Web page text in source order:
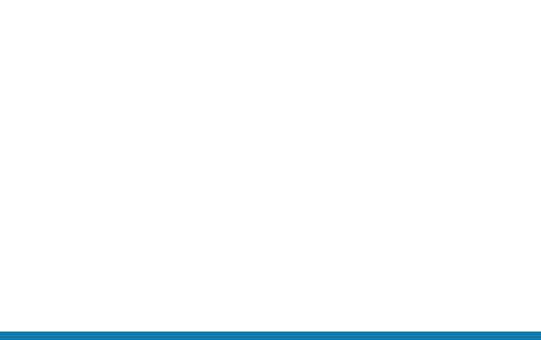
Супер четвъртфинали в Ротердам